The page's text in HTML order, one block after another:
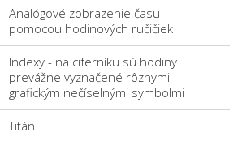
Analógové zobrazenie času
pomocou hodinových ručičiek
Indexy - na ciferníku sú hodiny
prevážne vyznačené rôznymi
grafickým nečíselnými symbolmi
Titán